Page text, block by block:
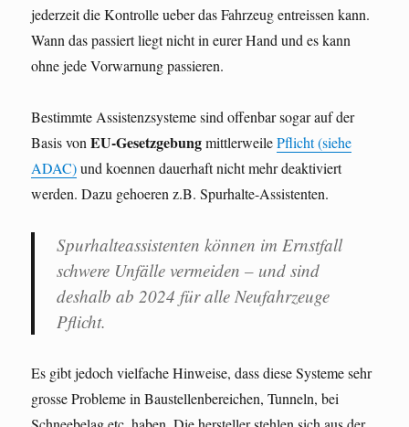
jederzeit die Kontrolle ueber das Fahrzeug entreissen kann.
Wann das passiert liegt nicht in eurer Hand und es kann
ohne jede Vorwarnung passieren.
Bestimmte Assistenzsysteme sind offenbar sogar auf der
Basis vonEU-GesetzgebungmittlerweilePflicht (siehe
ADAC)und koennen dauerhaft nicht mehr deaktiviert
werden. Dazu gehoeren z.B. Spurhalte-Assistenten.
Spurhalteassistenten können im Ernstfall
schwere Unfälle vermeiden – und sind
deshalb ab 2024 für alle Neufahrzeuge
Pflicht.
Es gibt jedoch vielfache Hinweise, dass diese Systeme sehr
grosse Probleme in Baustellenbereichen, Tunneln, bei